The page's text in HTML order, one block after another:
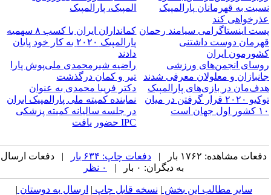
نسبت به قهرمانان پارالمپیک
عذرخواهی کند
المپیک، پارالمپیک
پست اینستاگرامی سیامند رحمان
قهرمان دوست داشتنی
کشورمون ایران
کمانداران ایران با کسب ۸ سهمیه
پارالمپیک ۲۰۲۰ به کار خود پایان
دادند
روسای انجمن‌های ورزشی
جانبازان و معلولان معرفی شدند
راضیه شیرمحمدی ملی‌پوش پارا
تیر و کمان درگذشت
هدف‌مان در بازی‌های پارالمپیک
توکیو ۲۰۲۰ قرار گرفتن در میان
۱۰ کشور اول جهان است
دکتر فریبا محمدی به عنوان
نماینده کمیته ملی پارالمپیک ایران
در جلسه سالیانه کمیته پزشکی
IPC حضور یافت
دفعات مشاهده: ۱۷۶۲ بار | دفعات چاپ: ۶۳۴ بار
| دفعات ارسال
به دیگران: ۰ بار |
۰ نظر
سایر مطالب این بخش | نسخه قابل چاپ | ارسال به دوستان |